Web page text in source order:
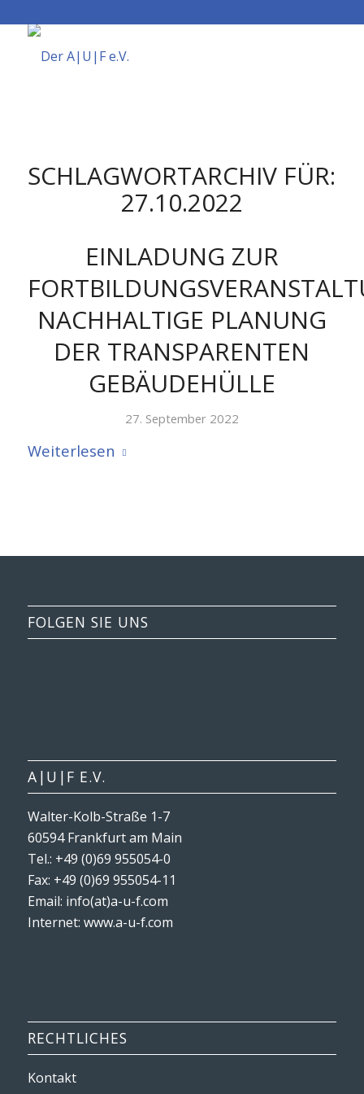
SCHLAGWORTARCHIV FÜR:
27.10.2022
EINLADUNG ZUR
NACHHALTIGE PLANUNG
DER TRANSPARENTEN
GEBÄUDEHÜLLE
27. September 2022
Weiterlesen
FOLGEN SIE UNS
A|U|F E.V.
Walter-Kolb-Straße 1-7
60594 Frankfurt am Main
Tel.: +49 (0)69 955054-0
Fax: +49 (0)69 955054-11
Email: info(at)a-u-f.com
Internet: www.a-u-f.com
RECHTLICHES
Kontakt